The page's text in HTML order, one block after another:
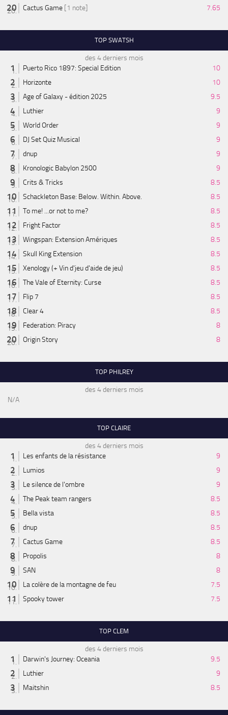
Cactus Game [1 note] 7.65
TOP SWATSH
des 4 derniers mois
Puerto Rico 1897: Special Edition
10
Horizonte
10
Age of Galaxy - édition 2025
9.5
Luthier
9
World Order
9
DJ Set Quiz Musical
9
dnup
9
Kronologic Babylon 2500
9
Crits & Tricks
8.5
Schackleton Base: Below. Within. Above.
8.5
To me! ...or not to me?
8.5
Fright Factor
8.5
Wingspan: Extension Amériques
8.5
Skull King Extension
8.5
Xenology (+ Vin d'jeu d'aide de jeu)
8.5
The Vale of Eternity: Curse
8.5
Flip 7
8.5
Clear 4
8.5
Federation: Piracy
8
Origin Story
8
TOP PHILREY
des 4 derniers mois
N/A
TOP CLAIRE
des 4 derniers mois
Les enfants de la résistance
9
Lumios
9
Le silence de l'ombre
9
The Peak team rangers
8.5
Bella vista
8.5
dnup
8.5
Cactus Game
8.5
Propolis
8
SAN
8
La colère de la montagne de feu
7.5
Spooky tower
7.5
TOP CLEM
des 4 derniers mois
Darwin's Journey: Oceania
9.5
Luthier
9
Maitshin
8.5